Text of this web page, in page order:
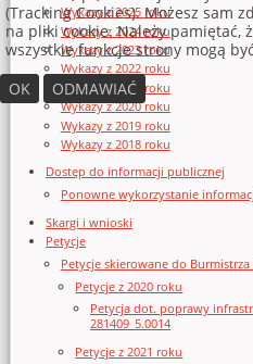
Wykazy z 2025 roku
Wykazy z 2024 roku
Wykazy z 2023 roku
Wykazy z 2022 roku
Wykazy z 2021 roku
Wykazy z 2020 roku
Wykazy z 2019 roku
Wykazy z 2018 roku
Dostęp do informacji publicznej
Ponowne wykorzystanie
Skargi i wnioski
Petycje
Petycje skierowane do
Petycje z 2020 roku
Petycja dot. poprawy
281409_5.0014
Petycje z 2021 roku
(Tracking Cookies). Możesz sam
na pliki cookie. Należy pamiętać,
wszystkie funkcje strony mogą
OK
ODMAWIAĆ